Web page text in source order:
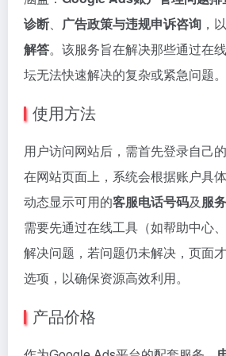
诊断、 广告政策与违规申诉咨询 ，
解答。该服务旨在解决那些通过在
坛无法快速解决的复杂或紧急问题。
使用方法
用户访问网站后，需首先登录自己
在网站页面上，系统会根据账户具
动态显示可用的客服电话号码及服
需要先通过在线工具（如帮助中心
解决问题，若问题仍未解决，页面
选项，以确保资源高效利用。
产品价格